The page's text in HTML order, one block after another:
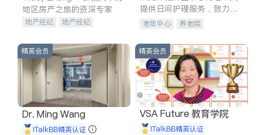
地区房产之旅的资深专家
地产经纪
地产经纪
商铺租售
开发商建商
提供日间护理服务，致力于
通过持续的护理创新来有效
老年中心 养老院
精英会员
Dr. Ming Wang
iTalkBB精英认证
精英会员
VSA Future 教育学院
iTalkBB精英认证